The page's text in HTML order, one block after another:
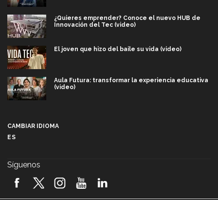
¿Quieres emprender? Conoce el nuevo HUB de
Innovación del Tec (video)
El joven que hizo del baile su vida (video)
Aula Futura: transformar la experiencia educativa
(video)
2026! (video)
CAMBIAR IDIOMA
ES
Síguenos